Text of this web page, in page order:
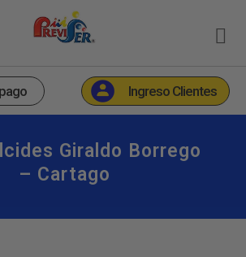
Ingreso Clientes
Giraldo Borrego
– Cartago